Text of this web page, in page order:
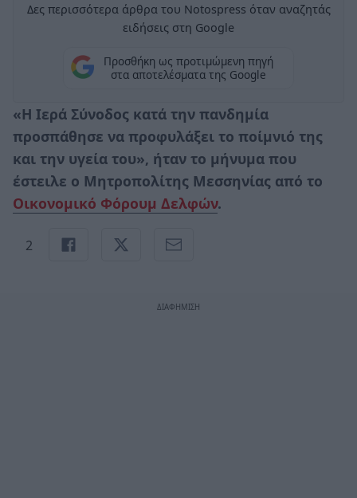
Δες περισσότερα άρθρα του Notospress όταν αναζητάς
ειδήσεις στη Google
Προσθήκη ως προτιμώμενη πηγή
στα αποτελέσματα της Google
«Η Ιερά Σύνοδος κατά την πανδημία
προσπάθησε να προφυλάξει το ποίμνιό της
και την υγεία του», ήταν το μήνυμα που
έστειλε ο Μητροπολίτης Μεσσηνίας από το
Οικονομικό Φόρουμ Δελφών.
2